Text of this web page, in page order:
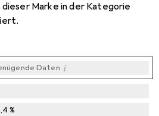
Marke in der Kategorie
Daten i
%